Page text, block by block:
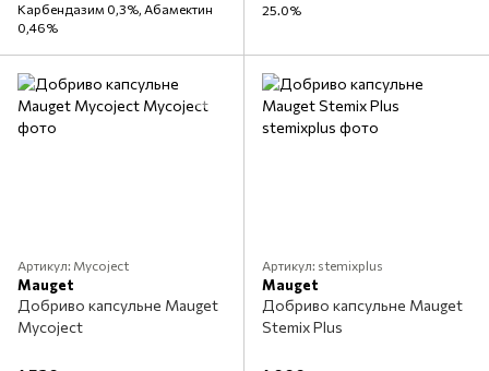
Карбендазим 0,3%, Абамектин
0,46%
25.0%
Артикул: Mycoject
Mauget
Добриво капсульне Mauget
Mycoject
Артикул: stemixplus
Mauget
Добриво капсульне Mauget
Stemix Plus